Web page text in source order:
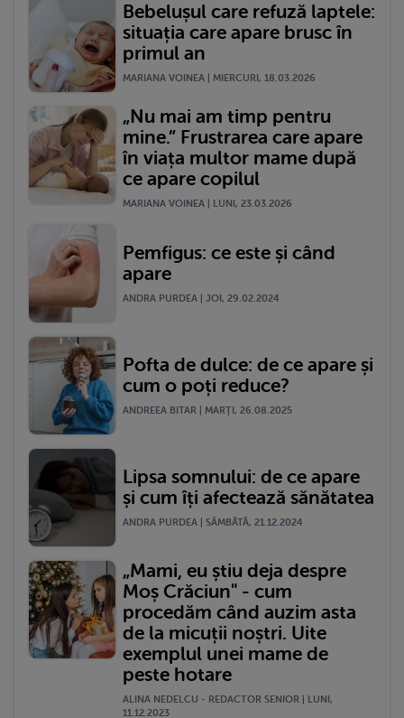
Bebelușul care refuză laptele:
situația care apare brusc în
primul an
MARIANA VOINEA | MIERCURI, 18.03.2026
„Nu mai am timp pentru
mine.” Frustrarea care apare
în viața multor mame după
ce apare copilul
MARIANA VOINEA | LUNI, 23.03.2026
Pemfigus: ce este și când
apare
ANDRA PURDEA | JOI, 29.02.2024
Pofta de dulce: de ce apare și
cum o poți reduce?
ANDREEA BITAR | MARŢI, 26.08.2025
Lipsa somnului: de ce apare
și cum îți afectează sănătatea
ANDRA PURDEA | SÂMBĂTĂ, 21.12.2024
„Mami, eu știu deja despre
Moș Crăciun" - cum
procedăm când auzim asta
de la micuții noștri. Uite
exemplul unei mame de
peste hotare
ALINA NEDELCU - REDACTOR SENIOR | LUNI,
11.12.2023